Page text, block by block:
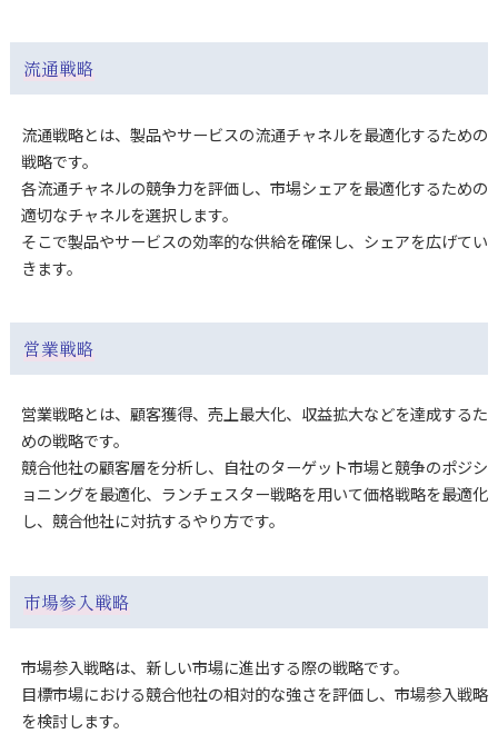
流通戦略
流通戦略とは、製品やサービスの流通チャネルを最適化するための
戦略です。
各流通チャネルの競争力を評価し、市場シェアを最適化するための
適切なチャネルを選択します。
そこで製品やサービスの効率的な供給を確保し、シェアを広げてい
きます。
営業戦略
営業戦略とは、顧客獲得、売上最大化、収益拡大などを達成するた
めの戦略です。
競合他社の顧客層を分析し、自社のターゲット市場と競争のポジシ
ョニングを最適化、ランチェスター戦略を用いて価格戦略を最適化
し、競合他社に対抗するやり方です。
市場参入戦略
市場参入戦略は、新しい市場に進出する際の戦略です。
目標市場における競合他社の相対的な強さを評価し、市場参入戦略
を検討します。